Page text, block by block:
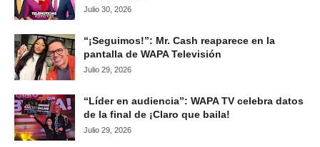
Julio 30, 2026
“¡Seguimos!”: Mr. Cash reaparece en la
pantalla de WAPA Televisión
Julio 29, 2026
“Líder en audiencia”: WAPA TV celebra datos
de la final de ¡Claro que baila!
Julio 29, 2026